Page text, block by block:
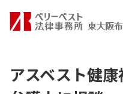
アスベスト健